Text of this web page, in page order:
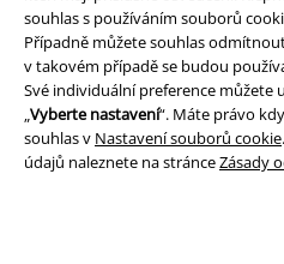
souhlas s používáním souborů
Případně můžete souhlas
v takovém případě se budou
Své individuální preference
„Vyberte nastavení“. Máte právo
souhlas v Nastavení souborů cookie
údajů naleznete na stránceZásady
Ochrana osobních údajů
Likvidace odpadu a ochrana
Prohlášení o shodě
Informace o přístupnosti